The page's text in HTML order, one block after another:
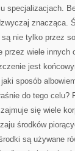
specjalizacjach.
znacząca.
nie tylko przez
wiele innych
jest
sposób
do tego
się wiele
środków
są używane